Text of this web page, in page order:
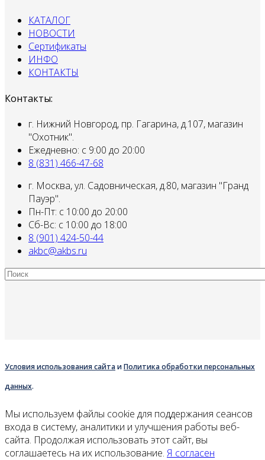
КАТАЛОГ
НОВОСТИ
Сертификаты
ИНФО
КОНТАКТЫ
Контакты:
г. Нижний Новгород, пр. Гагарина, д.107, магазин
"Охотник".
Ежедневно: с 9:00 до 20:00
8 (831) 466-47-68
г. Москва, ул. Садовническая, д.80, магазин "Гранд
Пауэр".
Пн-Пт: с 10:00 до 20:00
Сб-Вс: с 10:00 до 18:00
8 (901) 424-50-44
akbc@akbs.ru
Условия использования сайтаиПолитика обработки персональных
данных.
Мы используем файлы cookie для поддержания сеансов
входа в систему, аналитики и улучшения работы веб-
сайта. Продолжая использовать этот сайт, вы
соглашаетесь на их использование. Я согласен